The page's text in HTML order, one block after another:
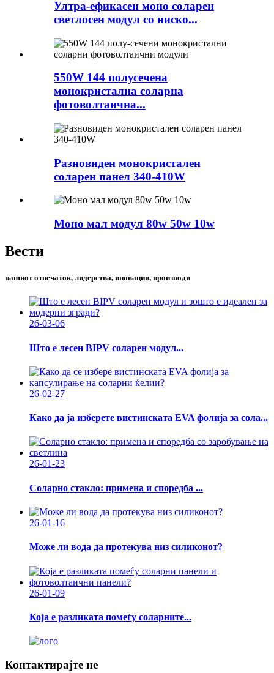
Ултра-ефикасен моно соларен
светлосен модул со ниско...
550W 144 полусечена
монокристална соларна
фотоволтаична...
Разновиден монокристален
соларен панел 340-410W
Моно мал модул 80w 50w 10w
Вести
нашиот отпечаток, лидерства, иновации, производи
26-03-06
Што е лесен BIPV соларен модул...
26-02-27
Како да ја изберете вистинската EVA фолија за сола...
26-01-23
Соларно стакло: примена и споредба ...
26-01-16
Може ли вода да протекува низ силиконот?
26-01-09
Која е разликата помеѓу соларните...
Контактирајте не